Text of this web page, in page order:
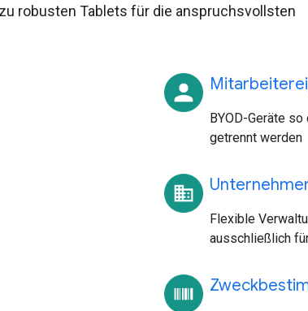
robusten Tablets für die anspruchsvollsten
BYOD-Geräte
getrennt werden
Flexible
ausschließlich